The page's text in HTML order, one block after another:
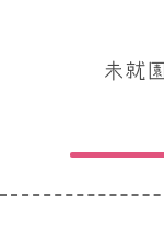
潮見幼
潮見幼
朝の
未就